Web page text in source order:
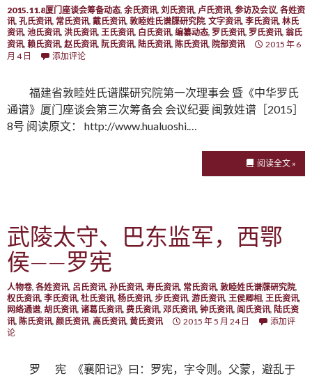
2015.11.8厦门座谈会筹备动态, 余氏资讯, 刘氏资讯, 卢氏资讯, 参访及会议, 各姓资
讯, 孔氏资讯, 常氏资讯, 戴氏资讯, 敦睦姓氏谱牒研究院, 文字资讯, 李氏资讯, 林氏
资讯, 池氏资讯, 洪氏资讯, 王氏资讯, 白氏资讯, 编纂动态, 罗氏资讯, 罗氏资讯, 翁氏
资讯, 赖氏资讯, 赵氏资讯, 阮氏资讯, 陆氏资讯, 陈氏资讯, 院部资讯
2015 年 6
月 4 日
添加评论
福建省敦睦姓氏谱牒研究院第一次理事会 暨《中华罗氏
通谱》厦门座谈会第三次筹备会 会议纪要 闽敦姓谱［2015］
8号 阅读原文： http://www.hualuoshi.…
阅读全文 »
武陵太守、巴东监军，西鄂
侯——罗宪
人物卷, 各姓资讯, 呂氏资讯, 孙氏资讯, 寿氏资讯, 常氏资讯, 敦睦姓氏谱牒研究院,
权氏资讯, 李氏资讯, 杜氏资讯, 杨氏资讯, 步氏资讯, 游氏资讯, 王侯卿相, 王氏资讯,
网络通谱, 胡氏资讯, 诸葛氏资讯, 费氏资讯, 邓氏资讯, 钟氏资讯, 阎氏资讯, 陆氏资
讯, 陈氏资讯, 颜氏资讯, 高氏资讯, 黄氏资讯 2015 年 5 月 24 日
添加评
论
罗 宪 《襄阳记》曰：罗宪，字令则。父蒙，避乱于